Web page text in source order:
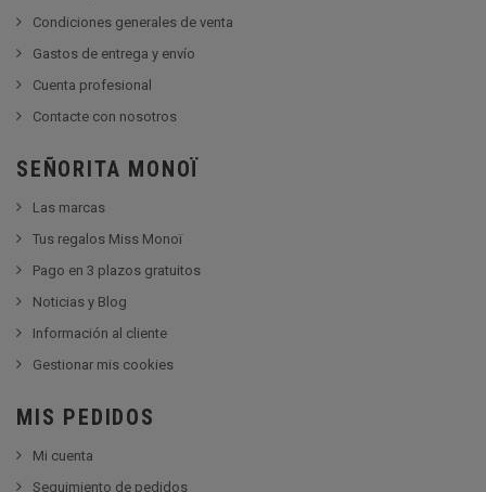
Condiciones generales de venta
Gastos de entrega y envío
Cuenta profesional
Contacte con nosotros
SEÑORITA MONOÏ
Las marcas
Tus regalos Miss Monoï
Pago en 3 plazos gratuitos
Noticias y Blog
Información al cliente
Gestionar mis cookies
MIS PEDIDOS
Mi cuenta
Seguimiento de pedidos